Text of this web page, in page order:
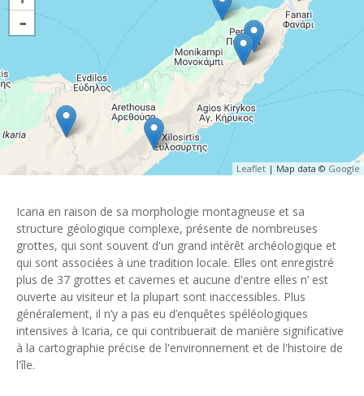
-
Leaflet | Map data © Google
Icaria en raison de sa morphologie montagneuse et sa
structure géologique complexe, présente de nombreuses
grottes, qui sont souvent d'un grand intérêt archéologique et
qui sont associées à une tradition locale. Elles ont enregistré
plus de 37 grottes et cavernes et aucune d'entre elles n’ est
ouverte au visiteur et la plupart sont inaccessibles. Plus
généralement, il n’y a pas eu d’enquêtes spéléologiques
intensives à Icaria, ce qui contribuerait de manière significative
à la cartographie précise de l'environnement et de l'histoire de
l'île.